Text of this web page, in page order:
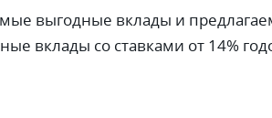
выгодные вклады и
вклады со ставками от 14%